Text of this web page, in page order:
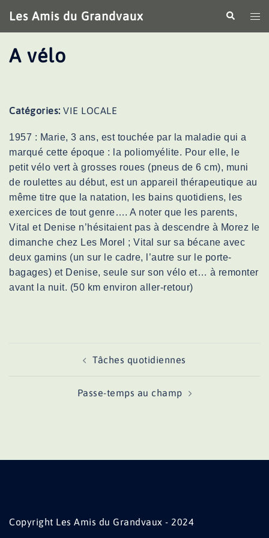
au
contenu
Les Amis du Grandvaux
le
A vélo
1957 : Marie, 3 ans, est touchée par la maladie qui a
marqué cette époque : la poliomyélite. Pour elle, le
petit vélo vert à grosses roues (pneus de 6 cm), muni
de roulettes au début, est un appareil thérapeutique au
même titre que la natation, les bains quotidiens, les
exercices de tout genre…. A noter que les parents,
Vital et Denise n’hésitaient pas à descendre à Morez le
dimanche chez Les Morel ; Vital sur sa bécane avec
deux gamins (un sur le cadre, l’autre sur le porte-
bagages) et Denise, seule sur son vélo et… à remonter
avant la nuit. (50 km environ aller-retour)
Catégories: VIE LOCALE
Tâches quotidiennes
Passe-temps au champ
Copyright Les Amis du Grandvaux - 2024